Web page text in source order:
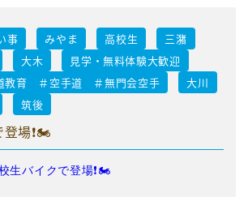
事 みやま 高校生
三潴
大木
見学・無料体験大歓迎
教育 ＃空手道 ＃無門会空手
大川
筑後
場❗️🏍️